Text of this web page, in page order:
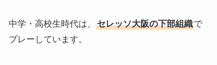
中学・高校生時代は、 セレッソ大阪の下部組織で
プレーしています。